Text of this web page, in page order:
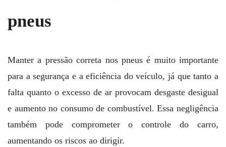
pneus
Manter a pressão correta nos pneus é muito importante
para a segurança e a eficiência do veículo, já que tanto a
falta quanto o excesso de ar provocam desgaste desigual
e aumento no consumo de combustível. Essa negligência
também pode comprometer o controle do carro,
aumentando os riscos ao dirigir.